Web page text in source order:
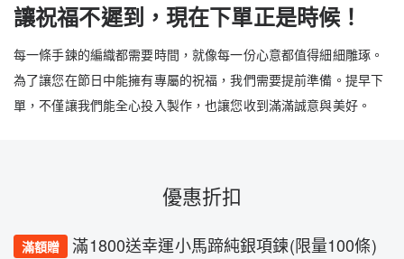
讓祝福不遲到，現在下單正是時候！
每一條手鍊的編織都需要時間，就像每一份心意都值得細細雕琢。
為了讓您在節日中能擁有專屬的祝福，我們需要提前準備。提早下
單，不僅讓我們能全心投入製作，也讓您收到滿滿誠意與美好。
優惠折扣
滿額贈 滿1800送幸運小馬蹄純銀項鍊(限量100條)